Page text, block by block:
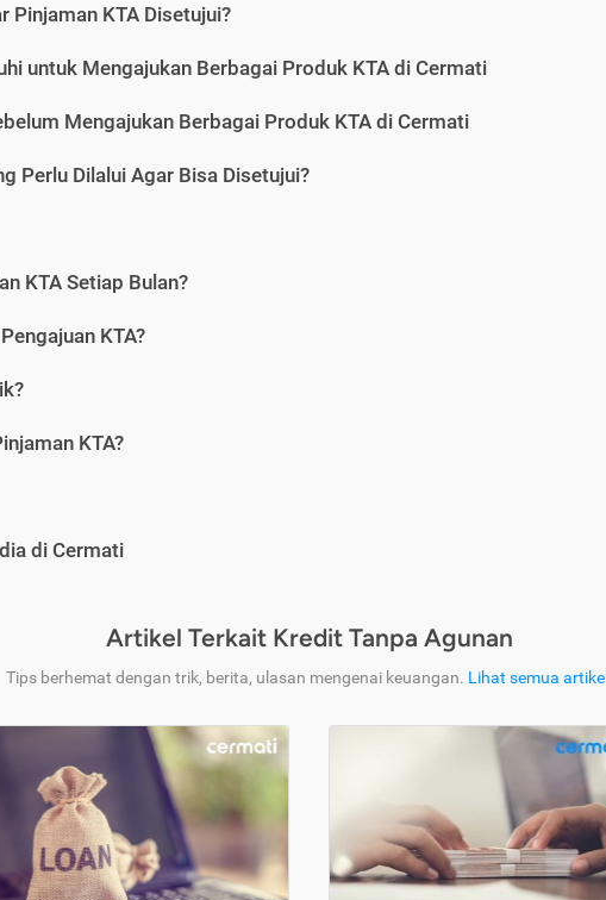
Pinjaman KTA Disetujui?
untuk Mengajukan Berbagai Produk KTA di Cermati
Mengajukan Berbagai Produk KTA di Cermati
Perlu Dilalui Agar Bisa Disetujui?
KTA Setiap Bulan?
KTA?
KTA?
di Cermati
Artikel Terkait Kredit Tanpa Agunan
Tips berhemat dengan trik, berita, ulasan mengenai keuangan. Lihat semua artikel